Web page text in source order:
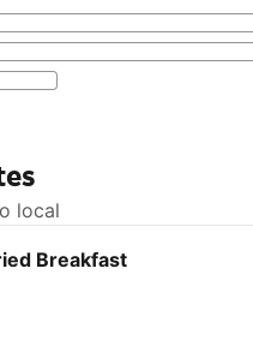
local
Breakfast